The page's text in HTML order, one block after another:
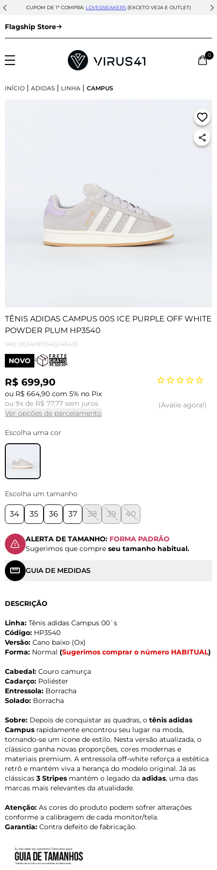
CUPOM DE 1ª COMPRA: LOVESNEAKERS (EXCETO VEJA E OUTLET)
Flagship Store
0
INÍCIO | ADIDAS | LINHA | CAMPUS
NOVO
TÊNIS ADIDAS CAMPUS 00S ICE PURPLE OFF WHITE
POWDER PLUM HP3540
SKU 0034HP3540246435
R$ 699,90
ou R$ 664,90 com 5% no Pix
ou 9x de R$ 77,77 sem juros
Ver opções de parcelamento
Avalie agora!
Escolha uma cor
Escolha um tamanho
34 35 36 37 38 39 40
ALERTA DE TAMANHO: FORMA PADRÃO
Sugerimos que compre seu tamanho habitual.
GUIA DE MEDIDAS
DESCRIÇÃO
Linha: Tênis adidas Campus 00`s
Código: HP3540
Versão: Cano baixo (Ox)
Forma: Normal (Sugerimos comprar o número HABITUAL)
Cabedal: Couro camurça
Cadarço: Poliéster
Entressola: Borracha
Solado: Borracha
Sobre: Depois de conquistar as quadras, o tênis adidas
Campus rapidamente encontrou seu lugar na moda,
tornando-se um ícone de estilo. Nesta versão atualizada, o
clássico ganha novas proporções, cores modernas e
materiais premium. A entressola off-white reforça a estética
retrô e mantém viva a herança do modelo original. Já as
clássicas 3 Stripes mantém o legado da adidas, uma das
marcas mais relevantes da atualidade.
Atenção: As cores do produto podem sofrer alterações
conforme a calibragem de cada monitor/tela.
Garantia: Contra defeito de fabricação.